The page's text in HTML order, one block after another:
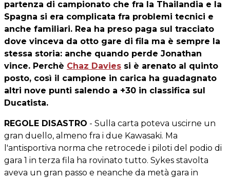
partenza di campionato che fra la Thailandia e la
Spagna si era complicata fra problemi tecnici e
anche familiari. Rea ha preso paga sul tracciato
dove vinceva da otto gare di fila ma è sempre la
stessa storia: anche quando perde Jonathan
vince. Perchè Chaz Davies si è arenato al quinto
posto, così il campione in carica ha guadagnato
altri nove punti salendo a +30 in classifica sul
Ducatista.
REGOLE DISASTRO - Sulla carta poteva uscirne un
gran duello, almeno fra i due Kawasaki. Ma
l'antisportiva norma che retrocede i piloti del podio di
gara 1 in terza fila ha rovinato tutto. Sykes stavolta
aveva un gran passo e neanche da metà gara in